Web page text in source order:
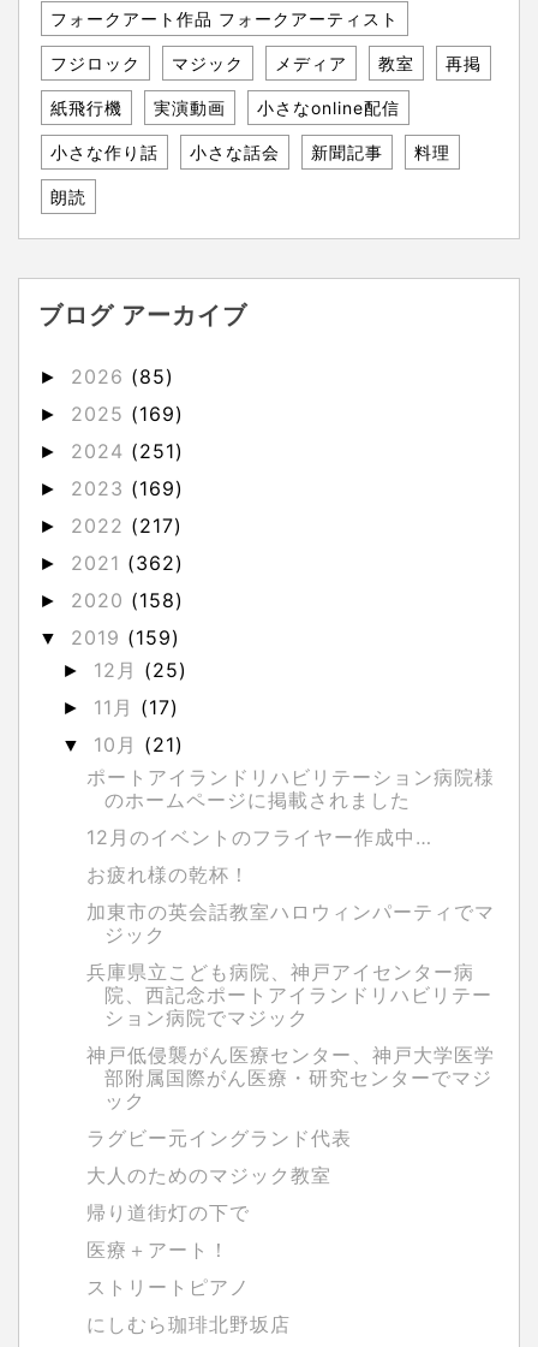
フォークアート作品 フォークアーティスト
フジロック マジック メディア 教室 再掲
紙飛行機 実演動画 小さなonline配信
小さな作り話 小さな話会 新聞記事 料理
朗読
ブログ アーカイブ
► 2026 (85)
► 2025 (169)
► 2024 (251)
► 2023 (169)
► 2022 (217)
► 2021 (362)
► 2020 (158)
▼ 2019 (159)
► 12月 (25)
► 11月 (17)
▼ 10月 (21)
ポートアイランドリハビリテーション病院様
のホームページに掲載されました
12月のイベントのフライヤー作成中…
お疲れ様の乾杯！
加東市の英会話教室ハロウィンパーティでマ
ジック
兵庫県立こども病院、神戸アイセンター病
院、西記念ポートアイランドリハビリテー
ション病院でマジック
神戸低侵襲がん医療センター、神戸大学医学
部附属国際がん医療・研究センターでマジ
ック
ラグビー元イングランド代表
大人のためのマジック教室
帰り道街灯の下で
医療＋アート！
ストリートピアノ
にしむら珈琲北野坂店